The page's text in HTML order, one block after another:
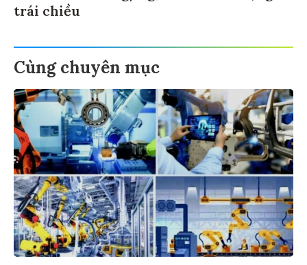
trái chiều
Cùng chuyên mục